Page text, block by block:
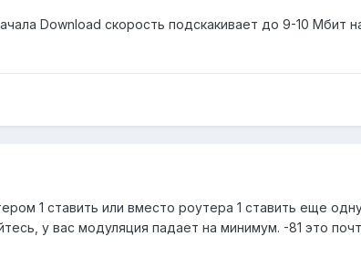
Download скорость подскакивает до 9-10 Мбит
1 ставить или вместо роутера 1 ставить еще
у вас модуляция падает на минимум. -81 это